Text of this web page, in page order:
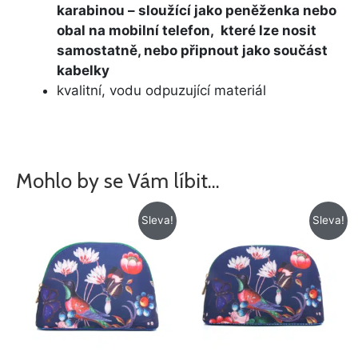
karabinou – sloužící jako peněženka nebo
obal na mobilní telefon, které lze nosit
samostatně, nebo připnout jako součást
kabelky
kvalitní, vodu odpuzující materiál
Mohlo by se Vám líbit…
Sleva!
byla:
425 Kč.
Aktuální
cena
je:
345 Kč.
Sleva!
byla:
382 Kč.
Aktuální
cena
je:
292 Kč.